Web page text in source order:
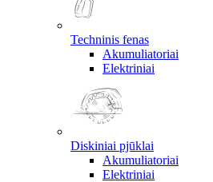
Techninis fenas
Akumuliatoriai
Elektriniai
Diskiniai pjūklai
Akumuliatoriai
Elektriniai